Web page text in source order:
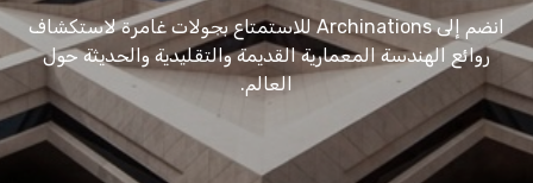
انضم إلى Archinations للاستمتاع بجولات غامرة لاستكشاف
روائع الهندسة المعمارية القديمة والتقليدية والحديثة حول
العالم.